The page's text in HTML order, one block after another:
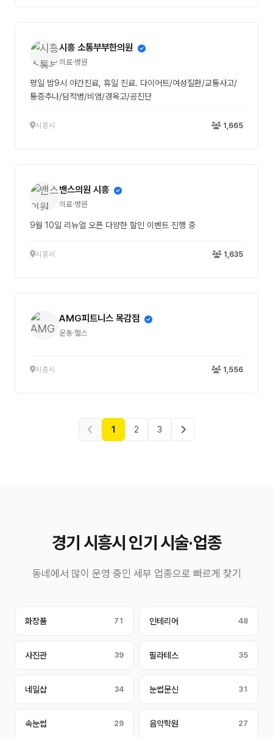
시흥 소통부부한의원
의료·병원
평일 밤9시 야간진료, 휴일 진료. 다이어트/여성질환/교통사고/
통증추나/담적병/비염/경옥고/공진단
시흥시 1,665
밴스의원 시흥
의료·병원
9월 10일 리뉴얼 오픈 다양한 할인 이벤트 진행 중
시흥시 1,635
AMG피트니스 목감점
운동·헬스
시흥시 1,556
1 2 3
경기 시흥시 인기 시술·업종
동네에서 많이 운영 중인 세부 업종으로 빠르게 찾기
화장품 71 인테리어 48
사진관 39 필라테스 35
네일샵 34 눈썹문신 31
속눈썹 29 음악학원 27